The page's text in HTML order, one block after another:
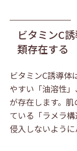
ビタミンC
類存在する
ビタミンC誘導体
やすい「油溶性」
が存在します。
ている「ラメラ
侵入しないように